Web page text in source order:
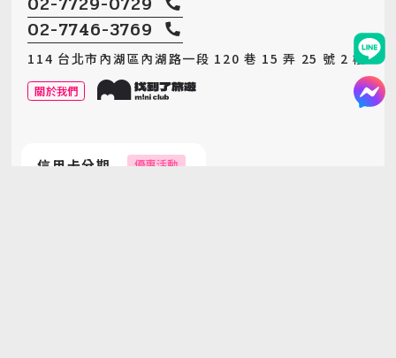
02-7746-3769
114 台北市內湖區內湖路一段 120 巷 15 弄 25 號 2 樓
關於我們
信用卡分期 優惠活動